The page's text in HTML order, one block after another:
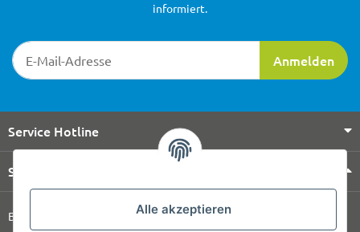
Alle akzeptieren
Newsletter-Registrierung
Anmelden
informiert.
Service Hotline
Shop Service
Barrierefreiheitserklärung